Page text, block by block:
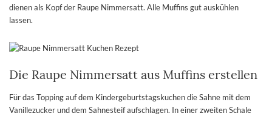
dienen als Kopf der Raupe Nimmersatt. Alle Muffins gut auskühlen
lassen.
Die Raupe Nimmersatt aus Muffins erstellen
Für das Topping auf dem Kindergeburtstagskuchen die Sahne mit dem
Vanillezucker und dem Sahnesteif aufschlagen. In einer zweiten Schale